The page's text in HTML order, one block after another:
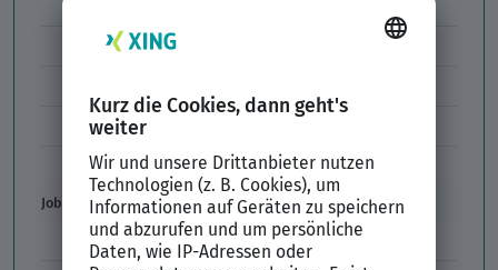
Formulierungen im Arbeitszeugnis
Unbefristeter Arbeitsvertrag
Der XING Bewerbungsratgeber
Job & Karriere
Arbeitsvertrag